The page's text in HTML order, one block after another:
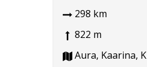
298 km
822 m
Aura, Kaarina,